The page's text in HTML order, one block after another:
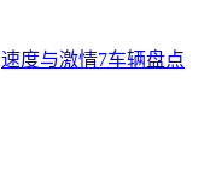
速度与激情7车辆盘点